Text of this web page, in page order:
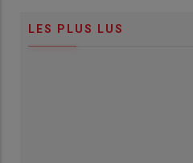
LES PLUS LUS